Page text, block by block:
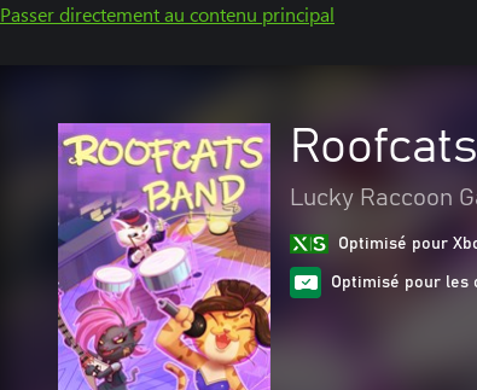
Passer directement au contenu principal
Lucky Raccoon
Optimisé pour
Optimisé pour les